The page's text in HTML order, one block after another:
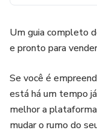
Um guia completo
e pronto para
Se você é
está há um tempo
melhor a
mudar o rumo do